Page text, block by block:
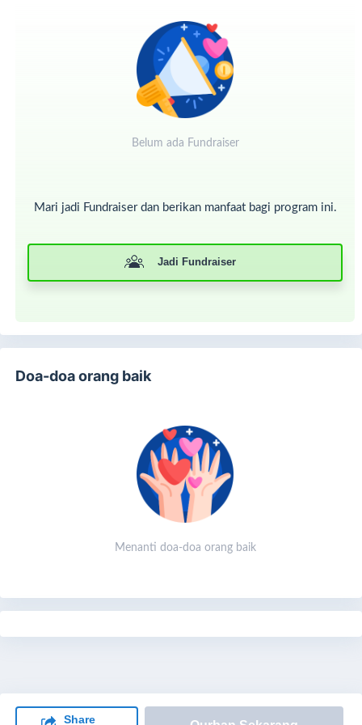
Belum ada Fundraiser
Mari jadi Fundraiser dan berikan manfaat bagi program ini.
Jadi Fundraiser
Doa-doa orang baik
Menanti doa-doa orang baik
Share